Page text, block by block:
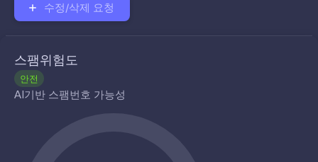
수정/삭제 요청
스팸위험도
안전
AI기반 스팸번호 가능성